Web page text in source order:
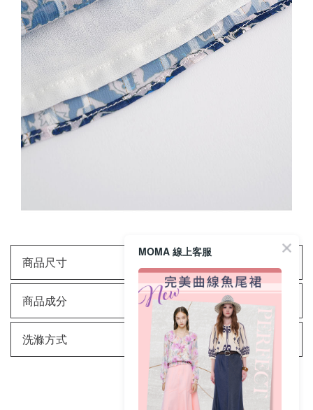
商品尺寸
商品成分
洗滌方式
MOMA 線上客服